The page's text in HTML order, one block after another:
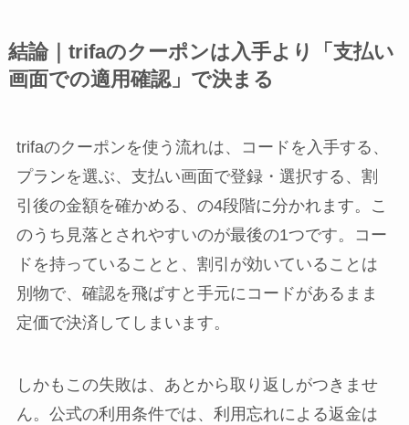
結論｜trifaのクーポンは入手より「支払い
画面での適用確認」で決まる
trifaのクーポンを使う流れは、コードを入手する、
プランを選ぶ、支払い画面で登録・選択する、割
引後の金額を確かめる、の4段階に分かれます。こ
のうち見落とされやすいのが最後の1つです。コー
ドを持っていることと、割引が効いていることは
別物で、確認を飛ばすと手元にコードがあるまま
定価で決済してしまいます。
しかもこの失敗は、あとから取り返しがつきませ
ん。公式の利用条件では、利用忘れによる返金は